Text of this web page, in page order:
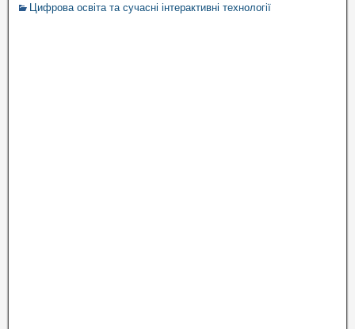
Цифрова освіта та сучасні інтерактивні технології